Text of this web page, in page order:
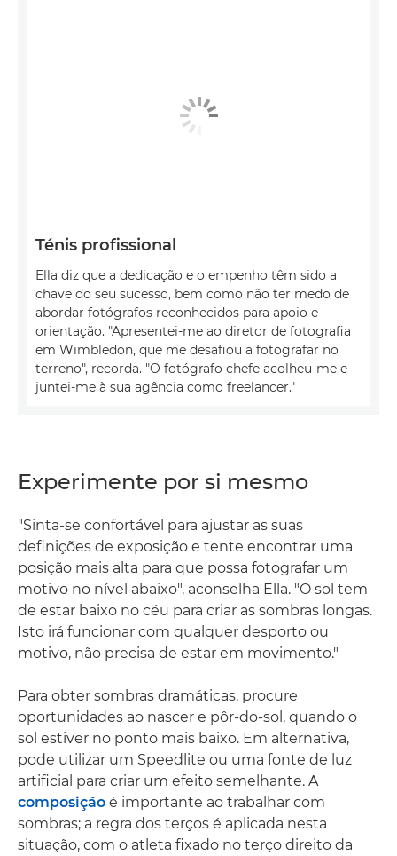
Ténis profissional
Ella diz que a dedicação e o empenho têm sido a
chave do seu sucesso, bem como não ter medo de
abordar fotógrafos reconhecidos para apoio e
orientação. "Apresentei-me ao diretor de fotografia
em Wimbledon, que me desafiou a fotografar no
terreno", recorda. "O fotógrafo chefe acolheu-me e
juntei-me à sua agência como freelancer."
Experimente por si mesmo
"Sinta-se confortável para ajustar as suas
definições de exposição e tente encontrar uma
posição mais alta para que possa fotografar um
motivo no nível abaixo", aconselha Ella. "O sol tem
de estar baixo no céu para criar as sombras longas.
Isto irá funcionar com qualquer desporto ou
motivo, não precisa de estar em movimento."
Para obter sombras dramáticas, procure
oportunidades ao nascer e pôr-do-sol, quando o
sol estiver no ponto mais baixo. Em alternativa,
pode utilizar um Speedlite ou uma fonte de luz
artificial para criar um efeito semelhante. A
composição é importante ao trabalhar com
sombras; a regra dos terços é aplicada nesta
situação, com o atleta fixado no terço direito da